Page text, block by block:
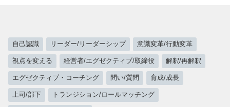
自己認識 リーダー/リーダーシップ 意識変革/行動変革
視点を変える 経営者/エグゼクティブ/取締役 解釈/再解釈
エグゼクティブ・コーチング 問い/質問 育成/成長
上司/部下 トランジション/ロールマッチング